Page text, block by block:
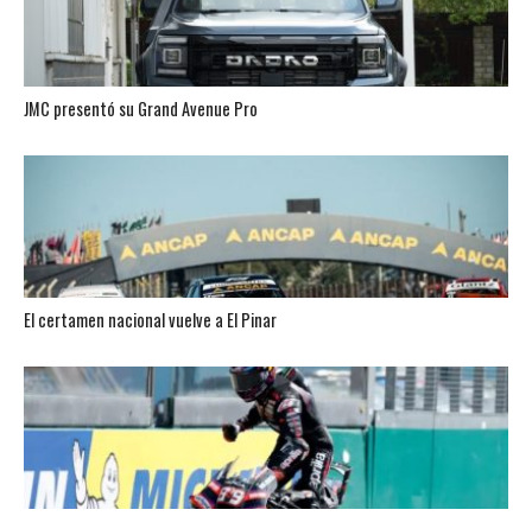
JMC presentó su Grand Avenue Pro
El certamen nacional vuelve a El Pinar